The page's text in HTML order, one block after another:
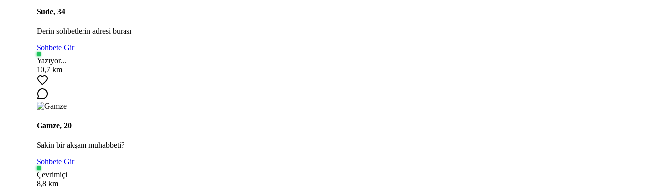
Sude, 34
Derin sohbetlerin adresi burası
Sohbete Gir
Yazıyor...
10,7 km
Gamze, 20
Sakin bir akşam muhabbeti?
Sohbete Gir
Çevrimiçi
8,8 km